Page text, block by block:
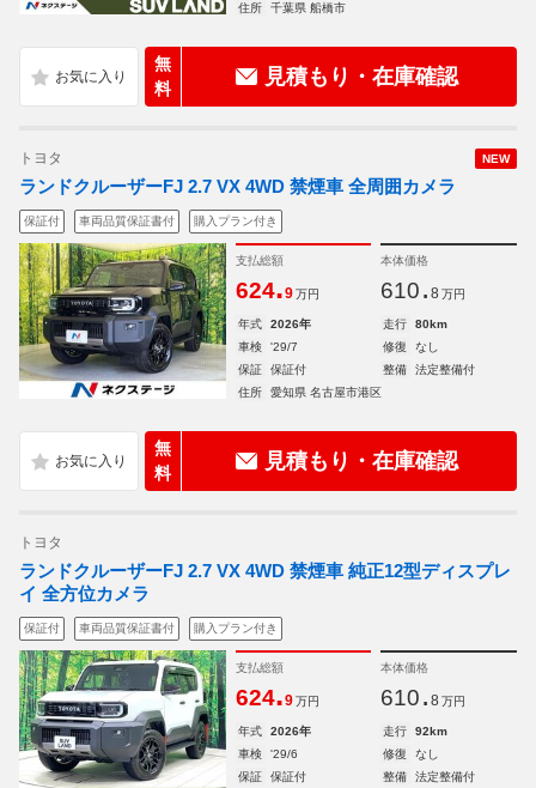
住所
千葉県 船橋市
無
料
見積もり・在庫確認
NEW
トヨタ
ランドクルーザーFJ 2.7 VX 4WD 禁煙車 全周囲カメラ
保証付 車両品質保証書付 購入プラン付き
支払総額
624.9 万円
本体価格
610. 8 万円
年式 2026年 走行
80km
車検
'29/7 修復
なし
保証
保証付 整備
法定整備付
住所
愛知県 名古屋市港区
無
料
見積もり・在庫確認
トヨタ
ランドクルーザーFJ 2.7 VX 4WD 禁煙車 純正12型ディスプレ
イ 全方位カメラ
保証付 車両品質保証書付 購入プラン付き
支払総額
624.9 万円
本体価格
610. 8 万円
年式 2026年 走行
92km
車検
'29/6 修復
なし
保証
保証付 整備
法定整備付